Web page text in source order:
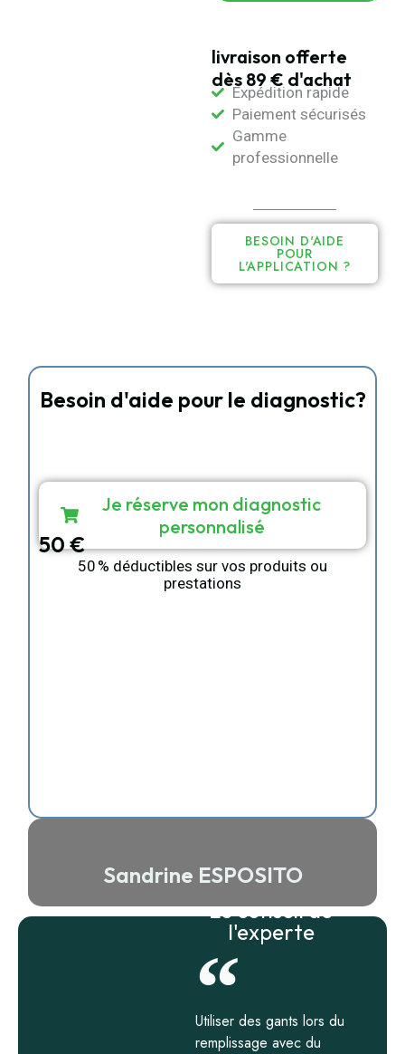
livraison offerte
dès 89 € d'achat
Expédition rapide
Paiement sécurisés
Gamme
professionnelle
BESOIN D'AIDE
POUR
L'APPLICATION ?
Le conseil de
l'experte
Utiliser des gants lors du
remplissage avec du
Besoin d'aide pour le diagnostic?
Je réserve mon diagnostic
personnalisé
50 €
50 % déductibles sur vos produits ou
prestations
Sandrine ESPOSITO